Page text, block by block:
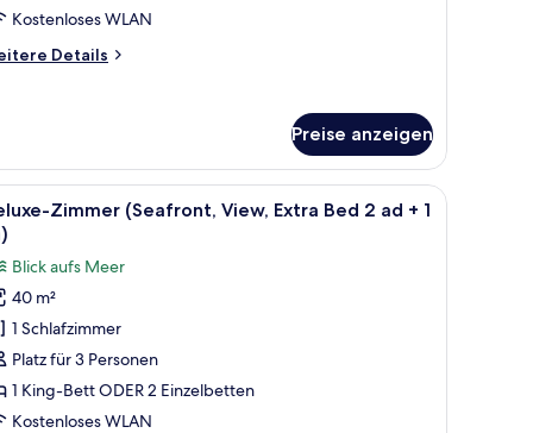
Kostenloses WLAN
Details
Preise anzeigen
einem Fernseher, einem kleinen Tisch mit einer Vase und einem Sessel.
Ein Hotelzimmer mit einem großen Bett,
6
Zimmer (Seafront, View, Extra Bed 2 ad + 1
Blick aufs Meer
40 m²
1 Schlafzimmer
Platz für 3 Personen
1 King-Bett ODER 2 Einzelbetten
Kostenloses WLAN